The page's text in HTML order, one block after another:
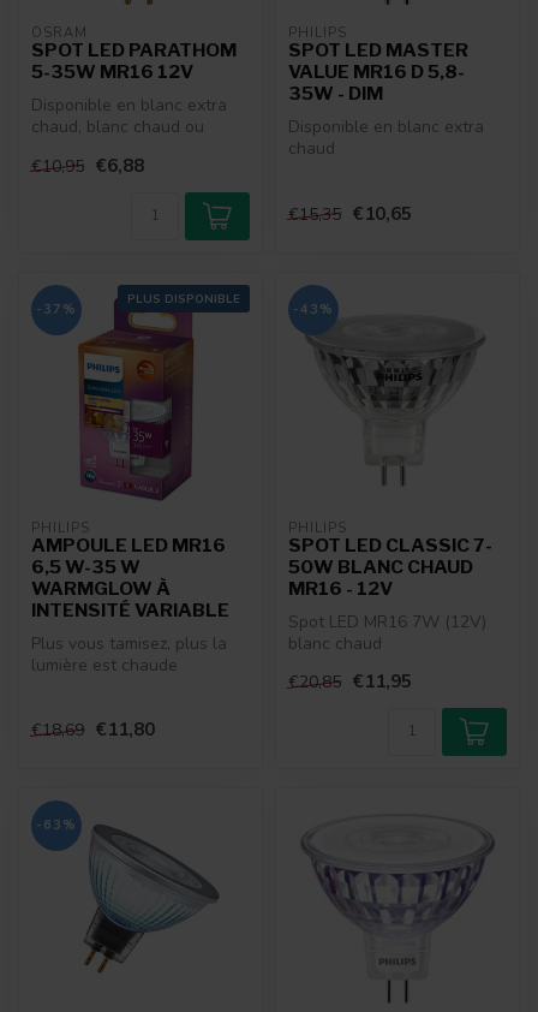
OSRAM
SPOT LED PARATHOM
5-35W MR16 12V
Disponible en blanc extra
chaud, blanc chaud ou
€10,95 €6,88
PHILIPS
SPOT LED MASTER
VALUE MR16 D 5,8-
35W - DIM
Disponible en blanc extra
chaud
€15,35 €10,65
PLUS DISPONIBLE
-37%
PHILIPS
AMPOULE LED MR16
6,5 W-35 W
WARMGLOW À
INTENSITÉ VARIABLE
Plus vous tamisez, plus la
lumière est chaude
€18,69 €11,80
-43%
PHILIPS
SPOT LED CLASSIC 7-
50W BLANC CHAUD
MR16 - 12V
Spot LED MR16 7W (12V)
blanc chaud
€20,85 €11,95
-63%